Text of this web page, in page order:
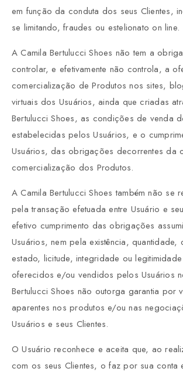
em função da conduta dos seus Clientes,
se limitando, fraudes ou estelionato on line.
A Camila Bertulucci Shoes não tem a
controlar, e efetivamente não controla, a
comercialização de Produtos nos sites,
virtuais dos Usuários, ainda que criadas
Bertulucci Shoes, as condições de venda
estabelecidas pelos Usuários, e o
Usuários, das obrigações decorrentes da
comercialização dos Produtos.
A Camila Bertulucci Shoes também não se
pela transação efetuada entre Usuário e
efetivo cumprimento das obrigações
Usuários, nem pela existência, quantidade,
estado, licitude, integridade ou
oferecidos e/ou vendidos pelos Usuários
Bertulucci Shoes não outorga garantia por
aparentes nos produtos e/ou nas
Usuários e seus Clientes.
O Usuário reconhece e aceita que, ao
com os seus Clientes, o faz por sua conta